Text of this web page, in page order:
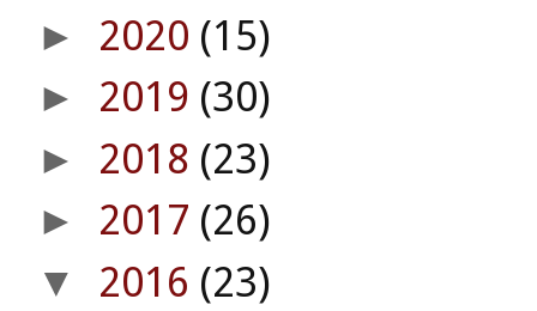
► 2020 (15)
► 2019 (30)
► 2018 (23)
► 2017 (26)
▼ 2016 (23)